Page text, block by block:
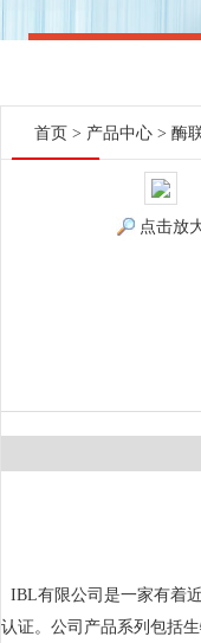
首页 > 产品中心 > 酶
点击放
IBL有限公司是一家有着
认证。公司产品系列包括